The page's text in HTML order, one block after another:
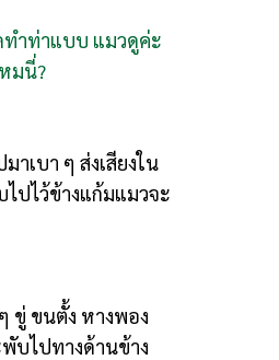
ทำท่าแบบ แมวดูค่ะ
มนี่?
าเบา ๆ ส่งเสียงใน
ปไว้ข้างแก้มแมวจะ
ขู่ ขนตั้ง หางพอง
บไปทางด้านข้าง